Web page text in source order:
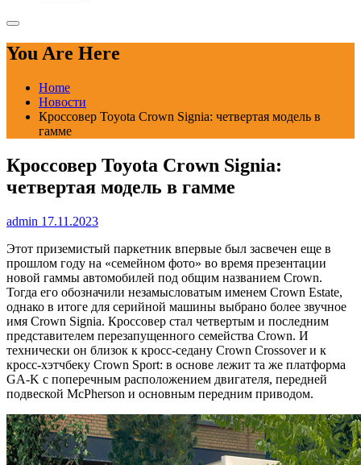
You Are Here
Home
Новости
Кроссовер Toyota Crown Signia: четвертая модель в
гамме
Кроссовер Toyota Crown Signia:
четвертая модель в гамме
admin 17.11.2023
Этот приземистый паркетник впервые был засвечен еще в
прошлом году на «семейном фото» во время презентации
новой гаммы автомобилей под общим названием Crown.
Тогда его обозначили незамысловатым именем Crown Estate,
однако в итоге для серийной машины выбрано более звучное
имя Crown Signia. Кроссовер стал четвертым и последним
представителем перезапущенного семейства Crown. И
технически он близок к кросс-седану Crown Crossover и к
кросс-хэтчбеку Crown Sport: в основе лежит та же платформа
GA-K с поперечным расположением двигателя, передней
подвеской McPherson и основным передним приводом.